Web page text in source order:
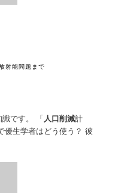
射能問題まで
です。 「 人口削減計
優生学者はどう使う？ 彼